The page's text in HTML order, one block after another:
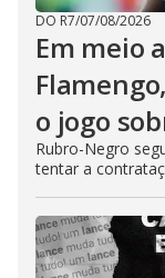
DO R7/07/08/2026
Em meio
o jogo
Rubro-Negro
tentar a